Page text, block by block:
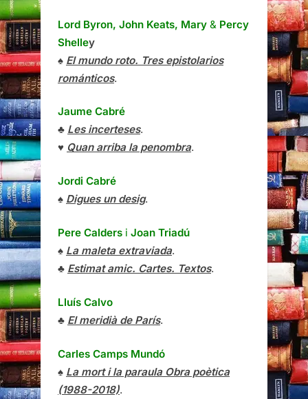
Lord Byron, John Keats, Mary & Percy
Shelley
♠ El mundo roto. Tres epistolarios
románticos.
Jaume Cabré
♣ Les incerteses.
♥ Quan arriba la penombra.
Jordi Cabré
♠ Digues un desig.
Pere Calders i Joan Triadú
♠ La maleta extraviada.
♣ Estimat amic. Cartes. Textos.
Lluís Calvo
♣ El meridià de París.
Carles Camps Mundó
♠ La mort i la paraula Obra poètica
(1988-2018).